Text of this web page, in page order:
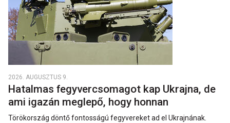
2026. AUGUSZTUS 9.
Hatalmas fegyvercsomagot kap Ukrajna, de
ami igazán meglepő, hogy honnan
Törökország döntő fontosságú fegyvereket ad el Ukrajnának.